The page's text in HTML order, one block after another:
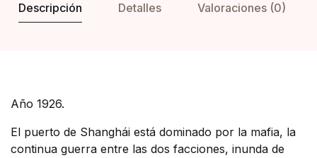
Descripción Detalles Valoraciones (0)
Año 1926.
El puerto de Shanghái está dominado por la mafia, la
continua guerra entre las dos facciones, inunda de